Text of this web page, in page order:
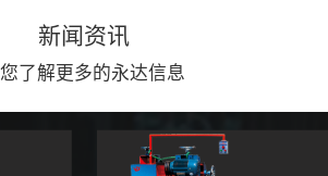
工与上下板分开，便
捷，高效。5、19”显示
屏，按钮、遥杆集成面
板，操作快速、简便。
简单
服、
刀
角功
桥切（含输送板材平
台）
新闻资讯
了解更多的永达信息